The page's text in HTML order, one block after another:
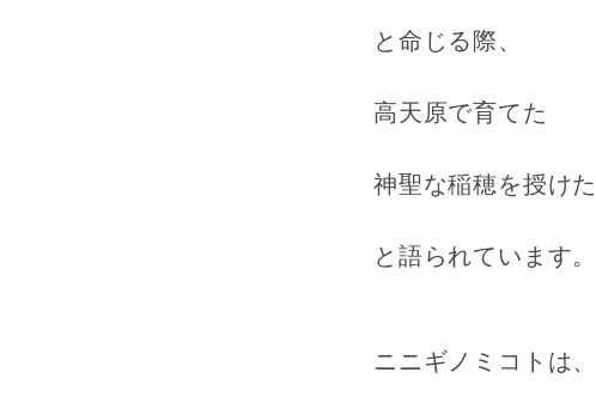
と命じる際、
高天原で育てた
神聖な稲穂を授けた
と語られています。
ニニギノミコトは、